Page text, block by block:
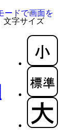
文字サイズ
ードで画面を